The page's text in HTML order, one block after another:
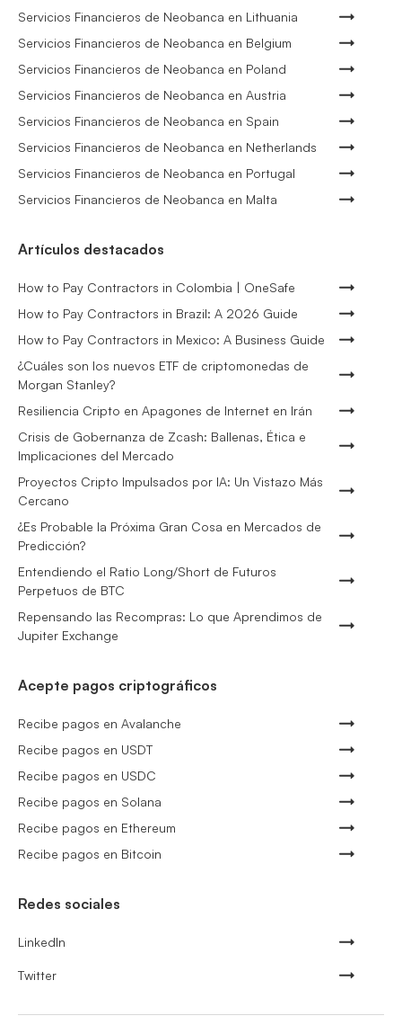
Servicios Financieros de Neobanca en Lithuania
Servicios Financieros de Neobanca en Belgium
Servicios Financieros de Neobanca en Poland
Servicios Financieros de Neobanca en Austria
Servicios Financieros de Neobanca en Spain
Servicios Financieros de Neobanca en Netherlands
Servicios Financieros de Neobanca en Portugal
Servicios Financieros de Neobanca en Malta
Artículos destacados
How to Pay Contractors in Colombia | OneSafe
How to Pay Contractors in Brazil: A 2026 Guide
How to Pay Contractors in Mexico: A Business Guide
¿Cuáles son los nuevos ETF de criptomonedas de
Morgan Stanley?
Resiliencia Cripto en Apagones de Internet en Irán
Crisis de Gobernanza de Zcash: Ballenas, Ética e
Implicaciones del Mercado
Proyectos Cripto Impulsados por IA: Un Vistazo Más
Cercano
¿Es Probable la Próxima Gran Cosa en Mercados de
Predicción?
Entendiendo el Ratio Long/Short de Futuros
Perpetuos de BTC
Repensando las Recompras: Lo que Aprendimos de
Jupiter Exchange
Acepte pagos criptográficos
Recibe pagos en Avalanche
Recibe pagos en USDT
Recibe pagos en USDC
Recibe pagos en Solana
Recibe pagos en Ethereum
Recibe pagos en Bitcoin
Redes sociales
LinkedIn
Twitter